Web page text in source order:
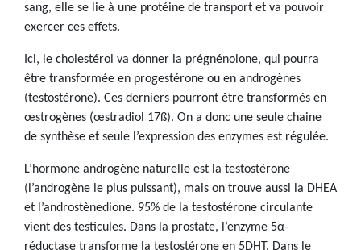
sang, elle se lie à une protéine de transport et va pouvoir
exercer ces effets.
Ici, le cholestérol va donner la prégnénolone, qui pourra
être transformée en progestérone ou en androgènes
(testostérone). Ces derniers pourront être transformés en
œstrogènes (œstradiol 17ß). On a donc une seule chaine
de synthèse et seule l’expression des enzymes est régulée.
L’hormone androgène naturelle est la testostérone
(l’androgène le plus puissant), mais on trouve aussi la DHEA
et l’androstènedione. 95% de la testostérone circulante
vient des testicules. Dans la prostate, l’enzyme 5α-
réductase transforme la testostérone en 5DHT. Dans le